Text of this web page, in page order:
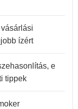
ízért
e
tippek